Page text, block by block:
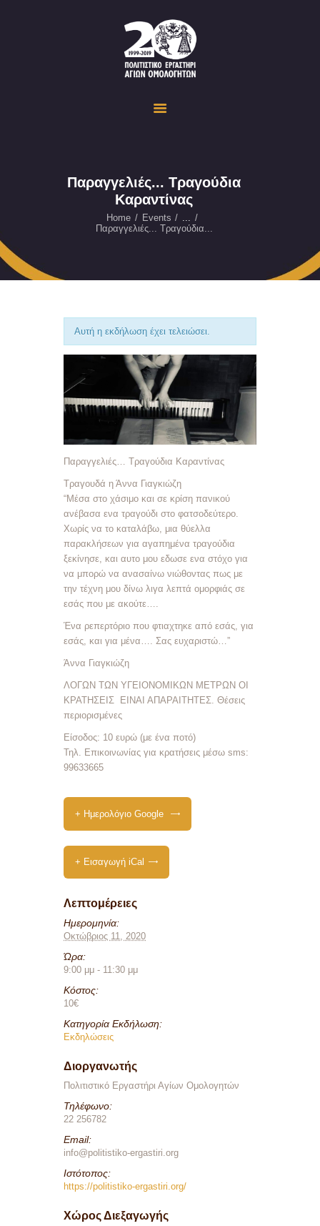
Παραγγελιές... Τραγούδια
Καραντίνας
Home Events
...
Παραγγελιές... Τραγούδια...
Politistiko Ergastiri Ayion Omoloyiton
The Cultural Workshop in Ayioi Omoloyites and its actions and activities
ΕΥΚΑΙΡΙΕΣ
Αυτή η εκδήλωση έχει τελειώσει.
Παραγγελιές… Τραγούδια Καραντίνας
Τραγουδά η Άννα Γιαγκιώζη
“Μέσα στο χάσιμο και σε κρίση πανικού
ανέβασα ενα τραγούδι στο φατσοδεύτερο.
Χωρίς να το καταλάβω, μια θύελλα
παρακλήσεων για αγαπημένα τραγούδια
ξεκίνησε, και αυτο μου εδωσε ενα στόχο για
να μπορώ να ανασαίνω νιώθοντας πως με
την τέχνη μου δίνω λιγα λεπτά ομορφιάς σε
εσάς που με ακούτε….
Ένα ρεπερτόριο που φτιαχτηκε από εσάς, για
εσάς, και για μένα…. Σας ευχαριστώ…”
Άννα Γιαγκιώζη
ΛΟΓΩΝ ΤΩΝ ΥΓΕΙΟΝΟΜΙΚΩΝ ΜΕΤΡΩΝ ΟΙ
ΚΡΑΤΗΣΕΙΣ ΕΙΝΑΙ ΑΠΑΡΑΙΤΗΤΕΣ. Θέσεις
περιορισμένες
Είσοδος: 10 ευρώ (με ένα ποτό)
Τηλ. Επικοινωνίας για κρατήσεις μέσω sms:
99633665‬
+ Ημερολόγιο Google
+ Εισαγωγή iCal
Λεπτομέρειες
Ημερομηνία:
Οκτώβριος 11, 2020
Ώρα:
9:00 μμ - 11:30 μμ
Κόστος:
10€
Κατηγορία Εκδήλωση:
Εκδηλώσεις
Διοργανωτής
Πολιτιστικό Εργαστήρι Αγίων Ομολογητών
Τηλέφωνο:
22 256782
Email:
info@politistiko-ergastiri.org
Ιστότοπος:
https://politistiko-ergastiri.org/
Χώρος Διεξαγωγής